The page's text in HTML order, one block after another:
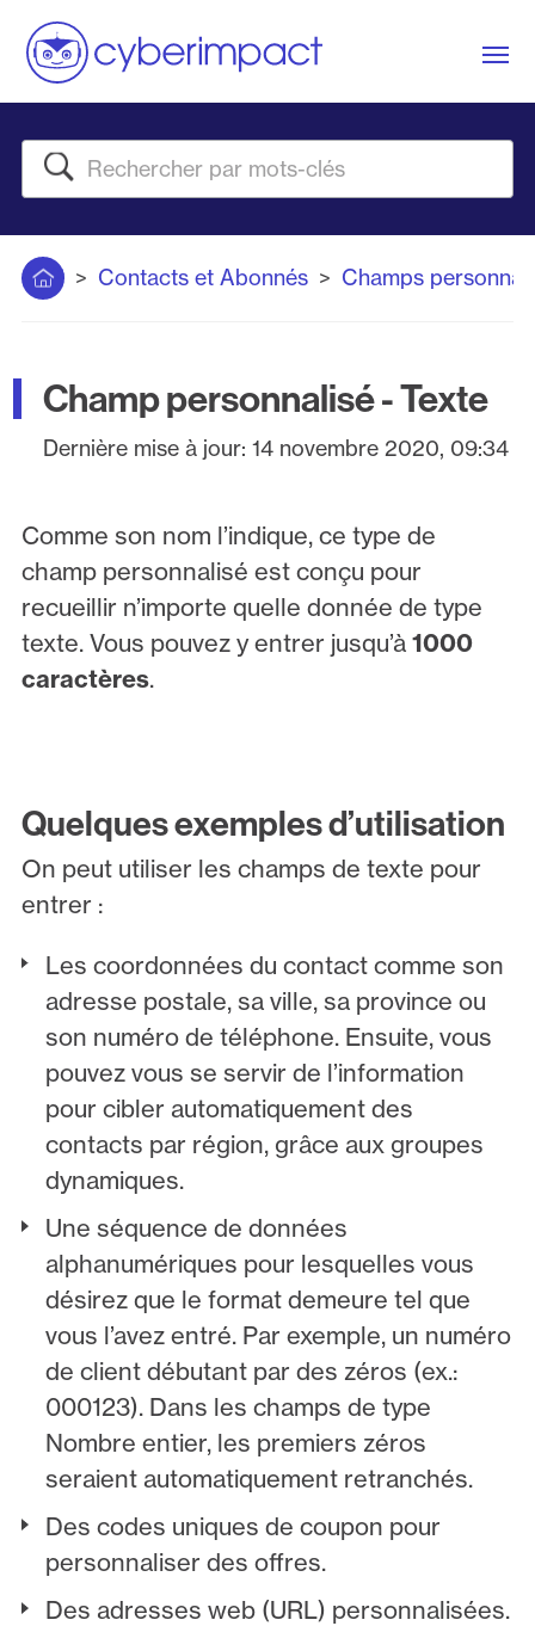
Rechercher
Accueil Contacts et Abonnés Champs
Champ personnalisé - Texte
Dernière mise à jour: 14 novembre 2020, 09:34
Comme son nom l’indique, ce type de
champ personnalisé est conçu pour
recueillir n’importe quelle donnée de type
texte. Vous pouvez y entrer jusqu’à 1000
caractères.
Quelques exemples d’utilisation
On peut utiliser les champs de texte pour
entrer :
Les coordonnées du contact comme son
adresse postale, sa ville, sa province ou
son numéro de téléphone. Ensuite, vous
pouvez vous se servir de l’information
pour cibler automatiquement des
contacts par région, grâce aux groupes
dynamiques.
Une séquence de données
alphanumériques pour lesquelles vous
désirez que le format demeure tel que
vous l’avez entré. Par exemple, un numéro
de client débutant par des zéros (ex.:
000123). Dans les champs de type
Nombre entier, les premiers zéros
seraient automatiquement retranchés.
Des codes uniques de coupon pour
personnaliser des offres.
Des adresses web (URL) personnalisées.